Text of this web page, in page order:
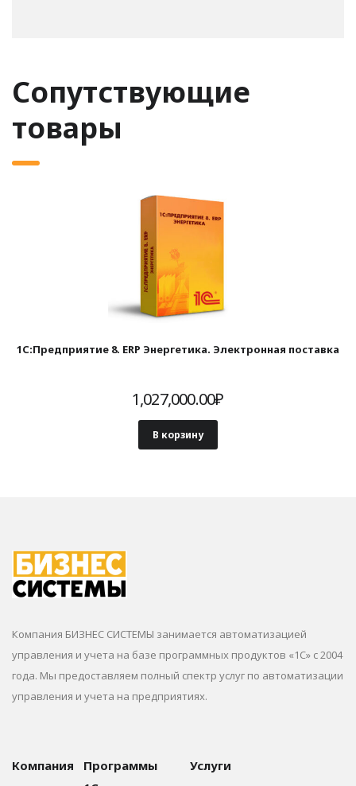
Сопутствующие
товары
1С:Предприятие 8. ERP Энергетика. Электронная поставка
1,027,000.00₽
В корзину
Компания БИЗНЕС СИСТЕМЫ занимается автоматизацией
управления и учета на базе программных продуктов «1С» с 2004
года. Мы предоставляем полный спектр услуг по автоматизации
управления и учета на предприятиях.
Компания
Программы
Услуги